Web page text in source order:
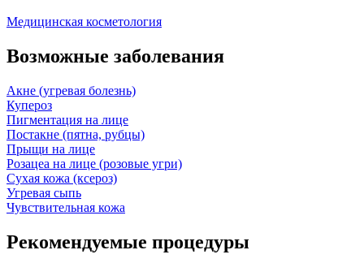
Медицинская косметология
Возможные заболевания
Акне (угревая болезнь)
Купероз
Пигментация на лице
Постакне (пятна, рубцы)
Прыщи на лице
Розацеа на лице (розовые угри)
Сухая кожа (ксероз)
Угревая сыпь
Чувствительная кожа
Рекомендуемые процедуры